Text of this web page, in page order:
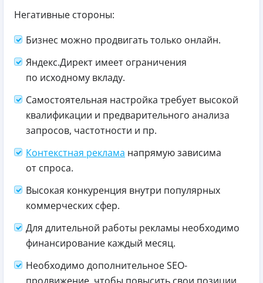
Негативные стороны:
Бизнес можно продвигать только онлайн.
Яндекс.Директ имеет ограничения
по исходному вкладу.
Самостоятельная настройка требует высокой
квалификации и предварительного анализа
запросов, частотности и пр.
Контекстная реклама напрямую зависима
от спроса.
Высокая конкуренция внутри популярных
коммерческих сфер.
Для длительной работы рекламы необходимо
финансирование каждый месяц.
Необходимо дополнительное SEO-